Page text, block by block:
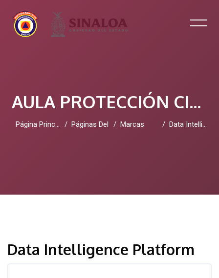
AULA PROTECCIÓN CIVIL SINALOA
Página Principal Páginas Del SitioMarcas Data Intelligence Platform
Data Intelligence Platform